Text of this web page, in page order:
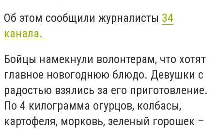
Об этом сообщили журналисты 34
канала.
Бойцы намекнули волонтерам, что хотят
главное новогоднюю блюдо. Девушки с
радостью взялись за его приготовление.
По 4 килограмма огурцов, колбасы,
картофеля, морковь, зеленый горошек –